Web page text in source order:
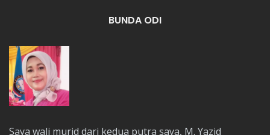
BUNDA ODI
Saya wali murid dari kedua putra saya, M. Yazid